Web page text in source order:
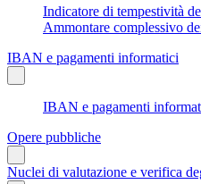
Indicatore di tempestività
Ammontare complessivo
IBAN e pagamenti informatici
IBAN e pagamenti
Opere pubbliche
Nuclei di valutazione e verifica